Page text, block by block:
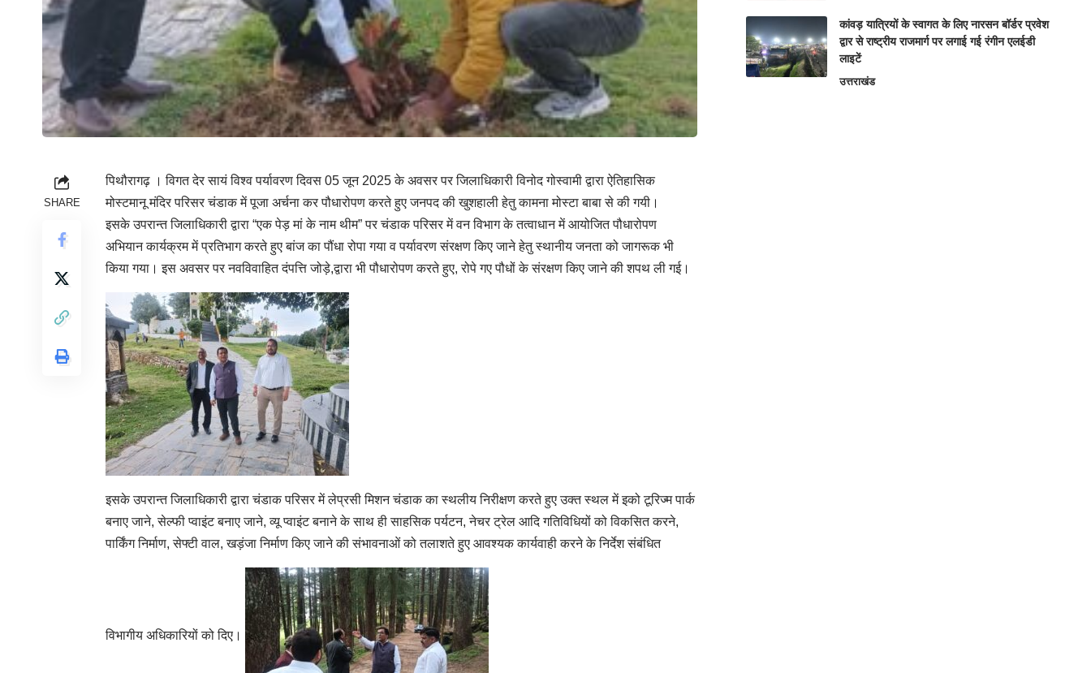
SHARE
पिथौरागढ़ । विगत देर सायं विश्व पर्यावरण दिवस 05 जून 2025 के अवसर पर जिलाधिकारी विनोद गोस्वामी द्वारा ऐतिहासिक
मोस्टमानू मंदिर परिसर चंडाक में पूजा अर्चना कर पौधारोपण करते हुए जनपद की खुशहाली हेतु कामना मोस्टा बाबा से की गयी।
इसके उपरान्त जिलाधिकारी द्वारा “एक पेड़ मां के नाम थीम” पर चंडाक परिसर में वन विभाग के तत्वाधान में आयोजित पौधारोपण
अभियान कार्यक्रम में प्रतिभाग करते हुए बांज का पौंधा रोपा गया व पर्यावरण संरक्षण किए जाने हेतु स्थानीय जनता को जागरूक भी
किया गया। इस अवसर पर नवविवाहित दंपत्ति जोड़े,द्वारा भी पौधारोपण करते हुए, रोपे गए पौधों के संरक्षण किए जाने की शपथ ली गई।
इसके उपरान्त जिलाधिकारी द्वारा चंडाक परिसर में लेप्रसी मिशन चंडाक का स्थलीय निरीक्षण करते हुए उक्त स्थल में इको टूरिज्म पार्क
बनाए जाने, सेल्फी प्वाइंट बनाए जाने, व्यू प्वाइंट बनाने के साथ ही साहसिक पर्यटन, नेचर ट्रेल आदि गतिविधियों को विकसित करने,
पार्किंग निर्माण, सेफ्टी वाल, खड़ंजा निर्माण किए जाने की संभावनाओं को तलाशते हुए आवश्यक कार्यवाही करने के निर्देश संबंधित
विभागीय अधिकारियों को दिए।
कांवड़ यात्रियों के स्वागत के लिए नारसन बॉर्डर प्रवेश
द्वार से राष्ट्रीय राजमार्ग पर लगाई गई रंगीन एलईडी
लाइटें
उत्तराखंड